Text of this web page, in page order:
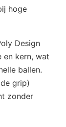
hoge
Design
en kern, wat
ballen.
grip)
zonder